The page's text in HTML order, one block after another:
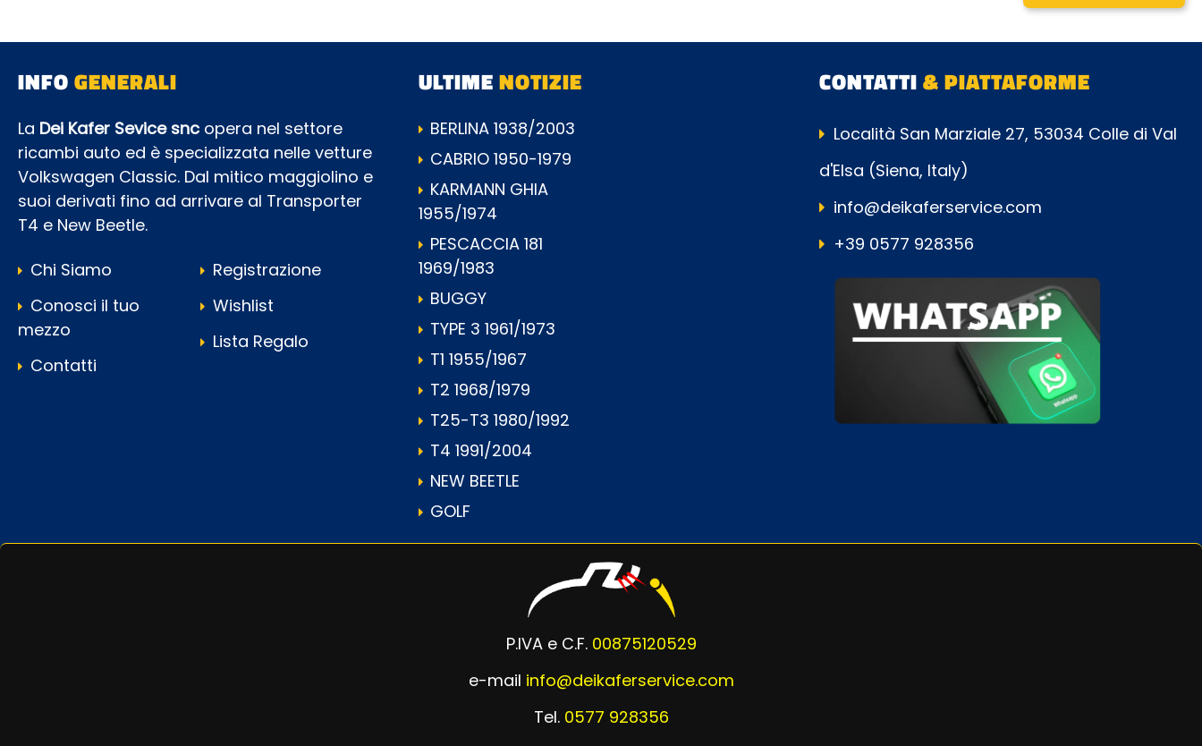
INFOGENERALI
La Dei Kafer Sevice snc opera nel settore
ricambi auto ed è specializzata nelle vetture
Volkswagen Classic. Dal mitico maggiolino e
suoi derivati fino ad arrivare al Transporter
T4 e New Beetle.
Chi Siamo
Conosci il tuo
mezzo
Contatti
Registrazione
Wishlist
Lista Regalo
ULTIMENOTIZIE
BERLINA 1938/2003
CABRIO 1950-1979
KARMANN GHIA
1955/1974
PESCACCIA 181
1969/1983
BUGGY
TYPE 3 1961/1973
T1 1955/1967
T2 1968/1979
T25-T3 1980/1992
T4 1991/2004
NEW BEETLE
GOLF
CONTATTI& PIATTAFORME
Località San Marziale 27, 53034 Colle di Val
d'Elsa (Siena, Italy)
info@deikaferservice.com
+39 0577 928356
P.IVA e C.F. 00875120529
e-mail info@deikaferservice.com
Tel. 0577 928356